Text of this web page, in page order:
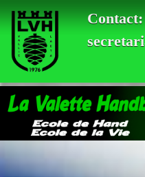
Contact:
Panneau de gestion des cookies